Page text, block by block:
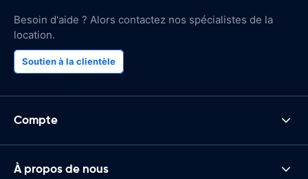
Besoin d'aide ? Alors contactez nos spécialistes de la
location.
Soutien à la clientèle
Compte
À propos de nous